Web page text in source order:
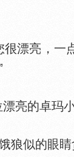
很漂亮，
亮的卓玛
似的眼睛